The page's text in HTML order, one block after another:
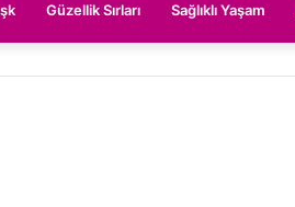
Güzellik Sırları Sağlıklı Yaşam